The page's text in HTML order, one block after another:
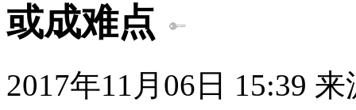
或成难点
2017年11月06日 15:39